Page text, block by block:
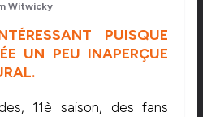
Witwicky
PUISQUE
UN PEU INAPERÇUE
11è saison, des fans